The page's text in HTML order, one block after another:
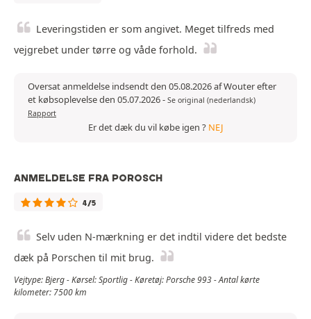
Leveringstiden er som angivet. Meget tilfreds med
vejgrebet under tørre og våde forhold.
Oversat anmeldelse indsendt den 05.08.2026 af Wouter efter
et købsoplevelse den 05.07.2026- Se original (nederlandsk)
Rapport
Er det dæk du vil købe igen ? NEJ
ANMELDELSE FRA POROSCH
4/5
Selv uden N-mærkning er det indtil videre det bedste
dæk på Porschen til mit brug.
Vejtype: Bjerg - Kørsel: Sportlig - Køretøj: Porsche 993 - Antal kørte
kilometer: 7500 km